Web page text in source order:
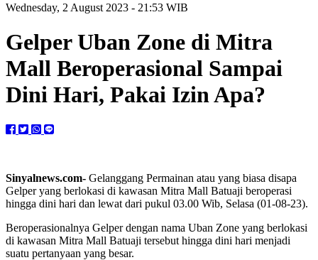
Wednesday, 2 August 2023 - 21:53 WIB
Gelper Uban Zone di Mitra
Mall Beroperasional Sampai
Dini Hari, Pakai Izin Apa?
Sinyalnews.com- Gelanggang Permainan atau yang biasa disapa
Gelper yang berlokasi di kawasan Mitra Mall Batuaji beroperasi
hingga dini hari dan lewat dari pukul 03.00 Wib, Selasa (01-08-23).
Beroperasionalnya Gelper dengan nama Uban Zone yang berlokasi
di kawasan Mitra Mall Batuaji tersebut hingga dini hari menjadi
suatu pertanyaan yang besar.